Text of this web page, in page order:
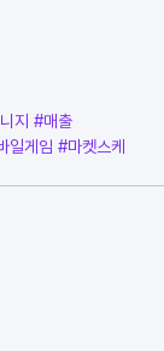
지 #매출
일게임 #마켓스케